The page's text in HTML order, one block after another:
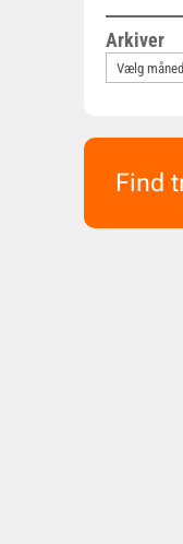
Arkiver
Find